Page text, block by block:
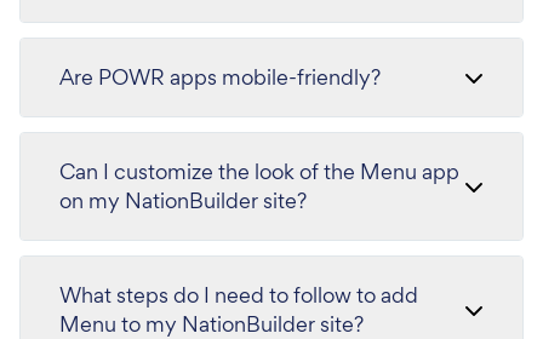
Are POWR apps mobile-friendly?
Can I customize the look of the Menu app
on my NationBuilder site?
What steps do I need to follow to add
Menu to my NationBuilder site?